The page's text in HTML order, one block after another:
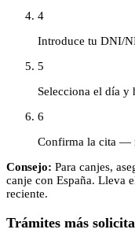
4
Introduce tu DNI/
5
Selecciona el día y
6
Confirma la cita —
Consejo: Para canjes,
canje con España. Lleva
reciente.
Trámites más